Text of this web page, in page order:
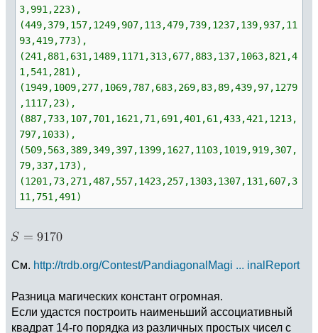
3,991,223),
(449,379,157,1249,907,113,479,739,1237,139,937,11
93,419,773),
(241,881,631,1489,1171,313,677,883,137,1063,821,4
1,541,281),
(1949,1009,277,1069,787,683,269,83,89,439,97,1279
,1117,23),
(887,733,107,701,1621,71,691,401,61,433,421,1213,
797,1033),
(509,563,389,349,397,1399,1627,1103,1019,919,307,
79,337,173),
(1201,73,271,487,557,1423,257,1303,1307,131,607,3
11,751,491)
См. http://trdb.org/Contest/PandiagonalMagi ... inalReport
Разница магических констант огромная.
Если удастся построить наименьший ассоциативный
квадрат 14-го порядка из различных простых чисел с